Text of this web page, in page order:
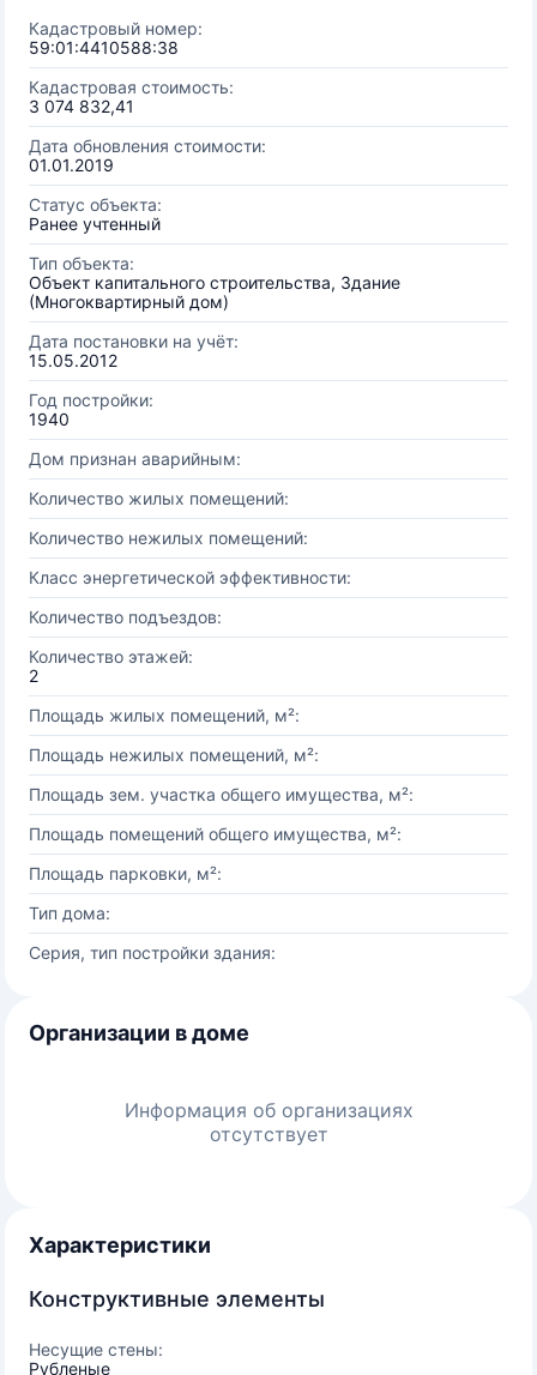
Кадастровый номер:
59:01:4410588:38
Кадастровая стоимость:
3 074 832,41
Дата обновления стоимости:
01.01.2019
Статус объекта:
Ранее учтенный
Тип объекта:
Объект капитального строительства, Здание
(Многоквартирный дом)
Дата постановки на учёт:
15.05.2012
Год постройки:
1940
Дом признан аварийным:
Количество жилых помещений:
Количество нежилых помещений:
Класс энергетической эффективности:
Количество подъездов:
Количество этажей:
2
Площадь жилых помещений, м²:
Площадь нежилых помещений, м²:
Площадь зем. участка общего имущества, м²:
Площадь помещений общего имущества, м²:
Площадь парковки, м²:
Тип дома:
Серия, тип постройки здания:
Организации в доме
Информация об организациях
отсутствует
Характеристики
Конструктивные элементы
Несущие стены:
Рубленые